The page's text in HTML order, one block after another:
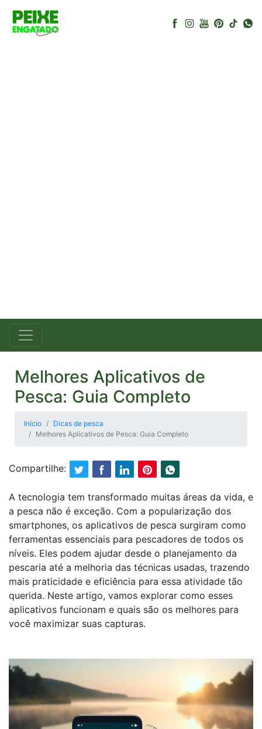
Melhores Aplicativos de
Pesca: Guia Completo
Início
Dicas de pesca
Melhores Aplicativos de Pesca: Guia Completo
Compartilhe:
A tecnologia tem transformado muitas áreas da vida, e
a pesca não é exceção. Com a popularização dos
smartphones, os aplicativos de pesca surgiram como
ferramentas essenciais para pescadores de todos os
níveis. Eles podem ajudar desde o planejamento da
pescaria até a melhoria das técnicas usadas, trazendo
mais praticidade e eficiência para essa atividade tão
querida. Neste artigo, vamos explorar como esses
aplicativos funcionam e quais são os melhores para
você maximizar suas capturas.